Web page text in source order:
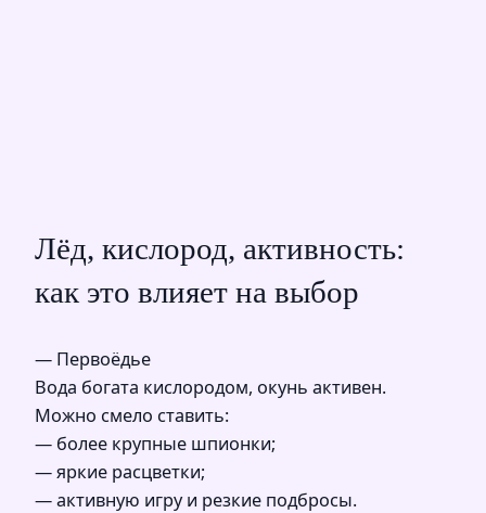
Лёд, кислород, активность:
как это влияет на выбор
— Первоёдье
Вода богата кислородом, окунь активен.
Можно смело ставить:
— более крупные шпионки;
— яркие расцветки;
— активную игру и резкие подбросы.